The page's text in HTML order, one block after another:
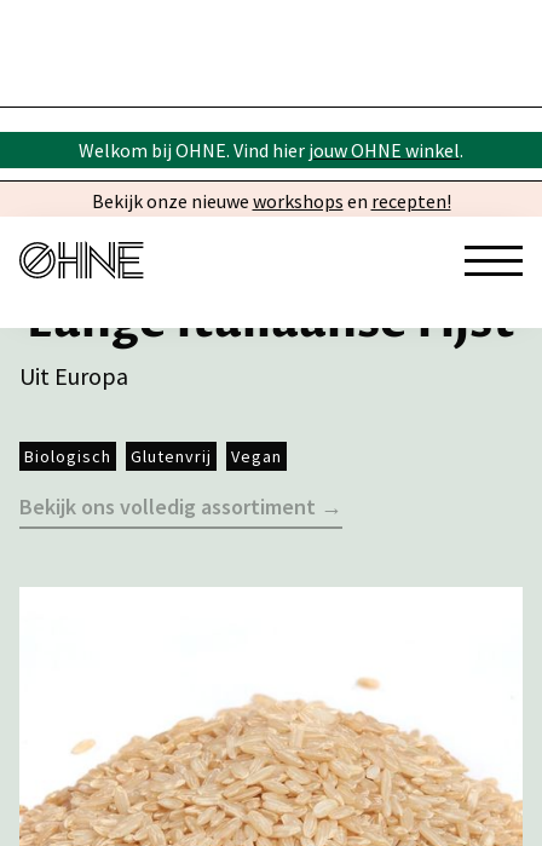
Welkom bij OHNE. Vind hier jouw OHNE winkel.
Bekijk onze nieuwe workshops en recepten!
Lange italiaanse rijst
Uit Europa
Biologisch Glutenvrij Vegan
Bekijk ons volledig assortiment →